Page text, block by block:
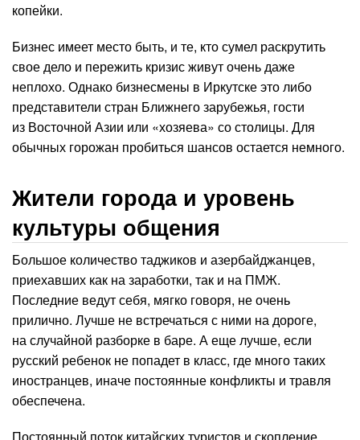
копейки.
Бизнес имеет место быть, и те, кто сумел раскрутить
свое дело и пережить кризис живут очень даже
неплохо. Однако бизнесмены в Иркутске это либо
представители стран Ближнего зарубежья, гости
из Восточной Азии или «хозяева» со столицы. Для
обычных горожан пробиться шансов остается немного.
Жители города и уровень
культуры общения
Большое количество таджиков и азербайджанцев,
приехавших как на заработки, так и на ПМЖ.
Последние ведут себя, мягко говоря, не очень
прилично. Лучше не встречаться с ними на дороге,
на случайной разборке в баре. А еще лучше, если
русский ребенок не попадет в класс, где много таких
иностранцев, иначе постоянные конфликты и травля
обеспечена.